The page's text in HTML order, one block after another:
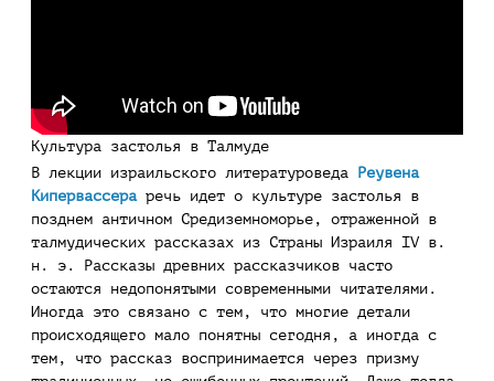
Культура застолья в Талмуде
В лекции израильского литературоведа Реувена
Кипервассераречь идет о культуре застолья в
позднем античном Средиземноморье, отраженной в
талмудических рассказах из Страны Израиля IV в.
н. э. Рассказы древних рассказчиков часто
остаются недопонятыми современными читателями.
Иногда это связано с тем, что многие детали
происходящего мало понятны сегодня, а иногда с
тем, что рассказ воспринимается через призму